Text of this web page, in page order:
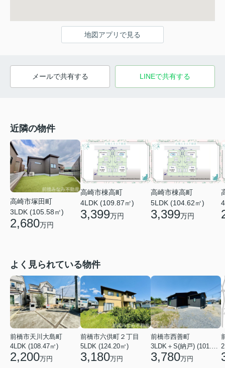
地図アプリで見る
メールで共有する LINEで共有する
近隣の物件
高崎市塚田町
3LDK (105.58㎡)
2,680万円
高崎市棟高町
4LDK (109.87㎡)
3,399万円
高崎市棟高町
5LDK (104.62㎡)
3,399万円
よく見られている物件
前橋市天川大島町
4LDK (108.47㎡)
2,200万円
前橋市六供町２丁目
5LDK (124.20㎡)
3,180万円
前橋市西善町
3LDK＋S(納戸) (101.02㎡)
3,780万円